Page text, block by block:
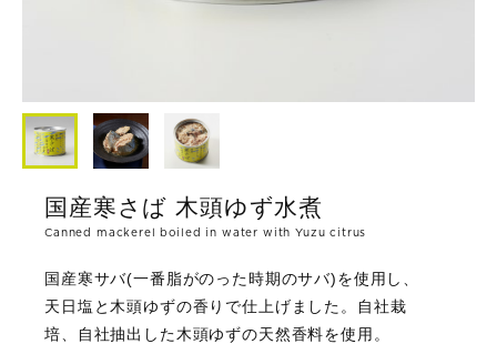
国産寒さば 木頭ゆず水煮
Canned mackerel boiled in water with Yuzu citrus
国産寒サバ(一番脂がのった時期のサバ)を使用し、
天日塩と木頭ゆずの香りで仕上げました。自社栽
培、自社抽出した木頭ゆずの天然香料を使用。